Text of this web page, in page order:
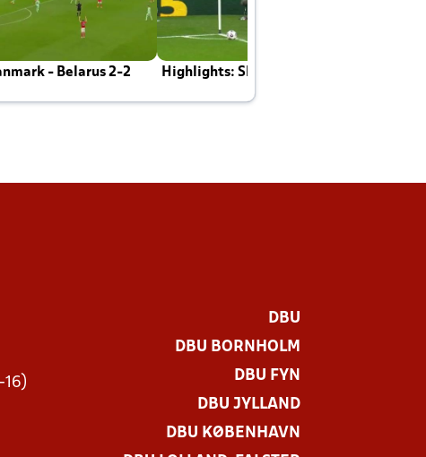
- Belarus 2-2 Highlights: Skotland - Danmark 4-2
16)
DBU
DBU BORNHOLM
DBU FYN
DBU JYLLAND
DBU KØBENHAVN